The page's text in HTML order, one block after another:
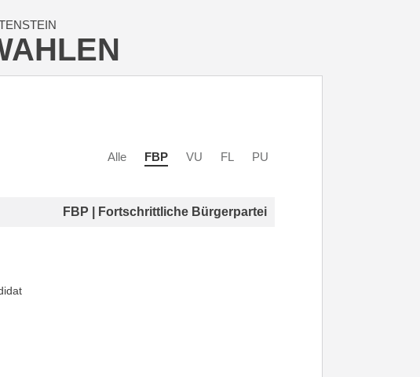
Alle FBP VU FL PU
FBP | Fortschrittliche Bürgerpartei